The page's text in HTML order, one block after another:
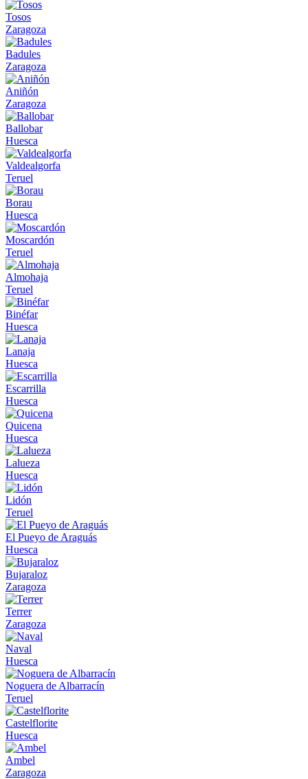
Tosos
Zaragoza
Badules
Zaragoza
Aniñón
Zaragoza
Ballobar
Huesca
Valdealgorfa
Teruel
Borau
Huesca
Moscardón
Teruel
Almohaja
Teruel
Binéfar
Huesca
Lanaja
Huesca
Escarrilla
Huesca
Quicena
Huesca
Lalueza
Huesca
Lidón
Teruel
El Pueyo de Araguás
Huesca
Bujaraloz
Zaragoza
Terrer
Zaragoza
Naval
Huesca
Noguera de Albarracín
Teruel
Castelflorite
Huesca
Ambel
Zaragoza